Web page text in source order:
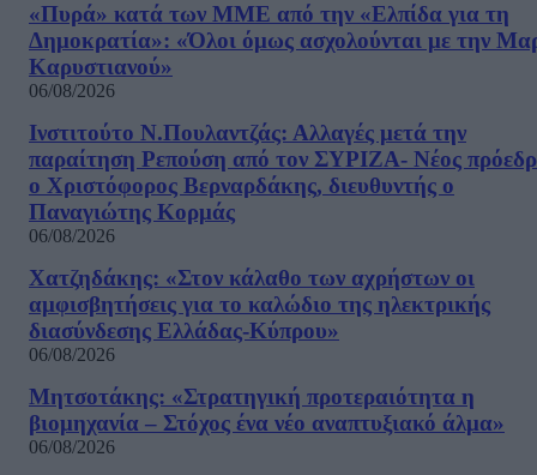
«Πυρά» κατά των ΜΜΕ από την «Ελπίδα για τη
Δημοκρατία»: «Όλοι όμως ασχολούνται με την
Καρυστιανού»
06/08/2026
Ινστιτούτο Ν.Πουλαντζάς: Αλλαγές μετά την
παραίτηση Ρεπούση από τον ΣΥΡΙΖΑ- Νέος
ο Χριστόφορος Βερναρδάκης, διευθυντής ο
Παναγιώτης Κορμάς
06/08/2026
Χατζηδάκης: «Στον κάλαθο των αχρήστων οι
αμφισβητήσεις για το καλώδιο της ηλεκτρικής
διασύνδεσης Ελλάδας-Κύπρου»
06/08/2026
Μητσοτάκης: «Στρατηγική προτεραιότητα η
βιομηχανία – Στόχος ένα νέο αναπτυξιακό άλμα»
06/08/2026